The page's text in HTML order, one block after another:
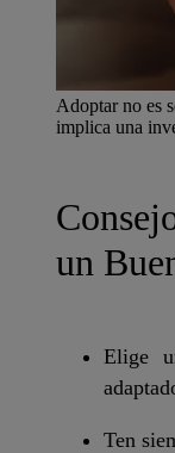
Adoptar no es
implica una
un
Elige
Ten